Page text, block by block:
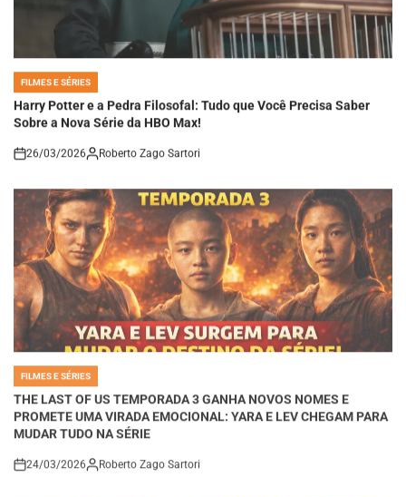
POSTED
IN
Harry Potter e a Pedra Filosofal: Tudo que Você Precisa Saber
Sobre a Nova Série da HBO Max!
on
IN
FILMES E SÉRIES
THE LAST OF US TEMPORADA 3 GANHA NOVOS NOMES E
PROMETE UMA VIRADA EMOCIONAL: YARA E LEV CHEGAM PARA
MUDAR TUDO NA SÉRIE
24/03/2026 Roberto Zago Sartori